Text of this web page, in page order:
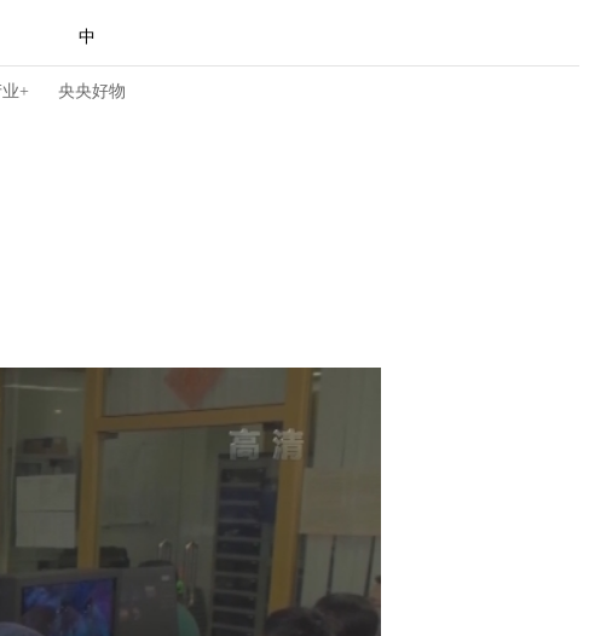
中
业+ 央央好物
综合体育
艺术 汽车 产业+